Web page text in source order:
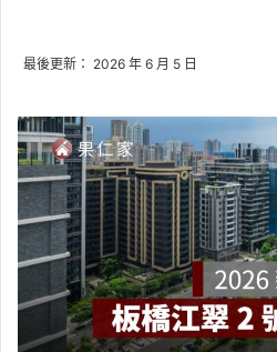
最後更新： 2026 年 6 月 5 日